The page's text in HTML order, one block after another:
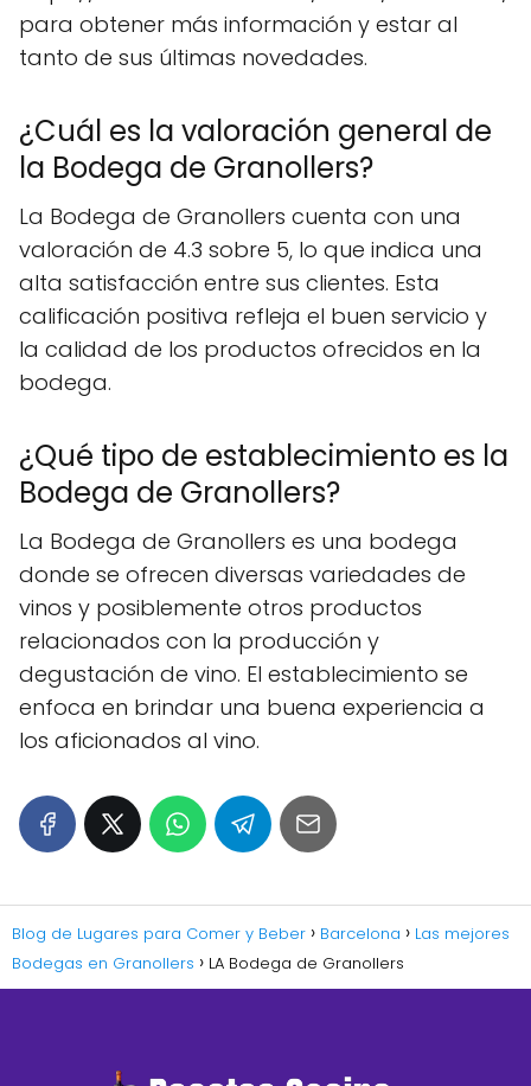
para obtener más información y estar al
tanto de sus últimas novedades.
¿Cuál es la valoración general de
la Bodega de Granollers?
La Bodega de Granollers cuenta con una
valoración de 4.3 sobre 5, lo que indica una
alta satisfacción entre sus clientes. Esta
calificación positiva refleja el buen servicio y
la calidad de los productos ofrecidos en la
bodega.
¿Qué tipo de establecimiento es la
Bodega de Granollers?
La Bodega de Granollers es una bodega
donde se ofrecen diversas variedades de
vinos y posiblemente otros productos
relacionados con la producción y
degustación de vino. El establecimiento se
enfoca en brindar una buena experiencia a
los aficionados al vino.
Blog de Lugares para Comer y Beber Barcelona
Las mejores
Bodegas en Granollers
LA Bodega de Granollers